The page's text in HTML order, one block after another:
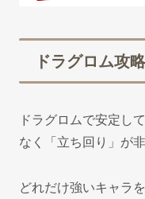
ドラグロム攻
ドラグロムで安定し
なく「立ち回り」が
どれだけ強いキャラ